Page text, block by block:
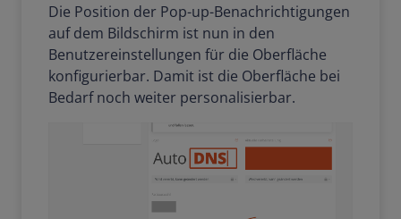
Die Position der Pop-up-Benachrichtigungen
auf dem Bildschirm ist nun in den
Benutzereinstellungen für die Oberfläche
konfigurierbar. Damit ist die Oberfläche bei
Bedarf noch weiter personalisierbar.